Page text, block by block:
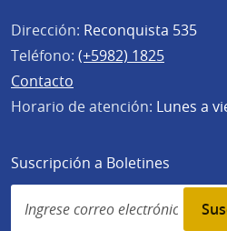
Dirección: Reconquista 535
Teléfono: (+5982) 1825
Contacto
Horario de atención: Lunes a
Suscripción a Boletines
Simplenews
subscription